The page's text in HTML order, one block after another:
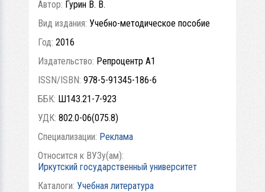
Автор: Гурин В. В.
Вид издания: Учебно-методическое пособие
Год: 2016
Издательство: Репроцентр А1
ISSN/ISBN: 978-5-91345-186-6
ББК: Ш143.21-7-923
УДК: 802.0-06(075.8)
Специализации: Реклама
Относится к ВУЗу(ам):
Иркутский государственный университет
Каталоги: Учебная литература